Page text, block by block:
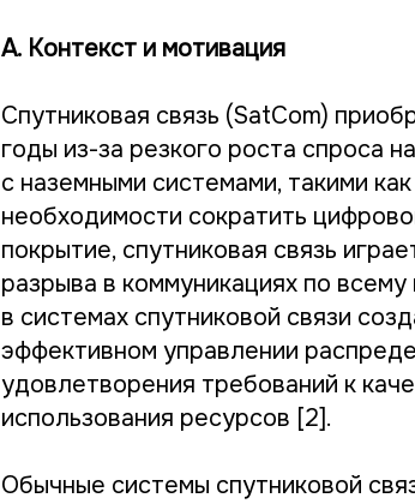
А. Контекст и мотивация
Спутниковая связь (SatCom)
годы из-за резкого роста спроса
с наземными системами, такими
необходимости сократить
покрытие, спутниковая связь
разрыва в коммуникациях по
в системах спутниковой связи
эффективном управлении
удовлетворения требований к
использования ресурсов [2].
Обычные системы спутниковой